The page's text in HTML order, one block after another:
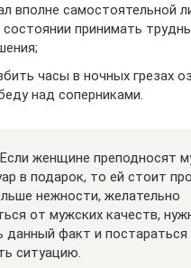
вполне самостоятельной
состоянии принимать
часы в ночных грезах
над соперниками.
женщине преподносят
в подарок, то ей стоит
нежности, желательно
от мужских качеств,
данный факт и постараться
ситуацию.